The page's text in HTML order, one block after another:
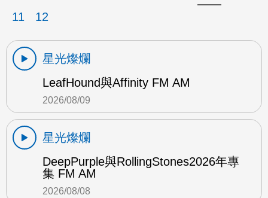
11
12
星光燦爛
LeafHound與Affinity FM AM
2026/08/09
星光燦爛
DeepPurple與RollingStones2026年專
集 FM AM
2026/08/08